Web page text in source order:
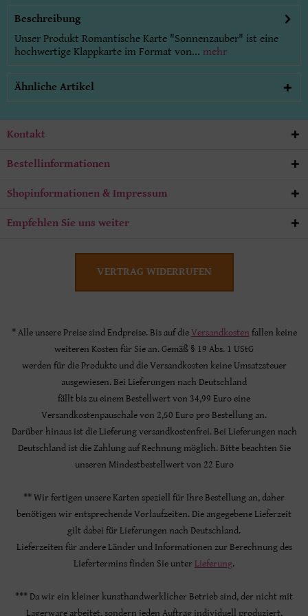
Beschreibung
Unser Produkt Romantische Karte "Sonnenzauber" ist eine
hochwertige Klappkarte im Format von... mehr
Ähnliche Artikel
Kontakt
Bestellinformationen
Shopinformationen & Impressum
Empfehlen Sie uns weiter
VERTRAG WIDERRUFEN
* Alle unsere Preise sind Endpreise. Bis auf die Versandkosten fallen keine
weiteren Kosten für Sie an. Gemäß § 19 Abs. 1 UStG
werden für die Produkte und die Versandkosten keine Umsatzsteuer
ausgewiesen. Bei Lieferungen nach Deutschland
fällt bis zu einem Bestellwert von 34,99 Euro eine
Versandkostenpauschale von 2,50 Euro pro Bestellung an.
Darüber hinaus ist die Lieferung versandkostenfrei. Bei Lieferungen nach
Deutschland ist die Zahlung auf Rechnung möglich. Bitte beachten Sie
unseren Mindestbestellwert von 22 Euro
** Wir fertigen unsere Karten speziell für Ihre Bestellung an, daher
benötigen wir entsprechende Vorlaufzeiten. Die angegebene Lieferzeit
gilt dabei für Lieferungen nach Deutschland.
Lieferzeiten für andere Länder und Informationen zur Berechnung des
Liefertermins finden Sie unter Lieferung.
*** Da wir ein kleiner kunsthandwerklicher Betrieb sind, der nicht mit
Lagerware arbeitet, sondern jeden Auftrag individuell produziert,